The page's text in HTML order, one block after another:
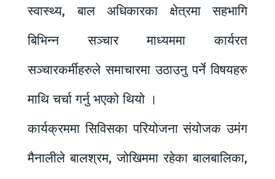
स्वास्थ्य, बाल अधिकारका क्षेत्रमा सहभागि
बिभिन्न सञ्चार माध्यममा कार्यरत
सञ्चारकर्मीहरुले समाचारमा उठाउनु पर्ने विषयहरु
माथि चर्चा गर्नु भएको थियो ।
कार्यक्रममा सिविसका परियोजना संयोजक उमंग
मैनालीले बालश्रम, जोखिममा रहेका बालबालिका,